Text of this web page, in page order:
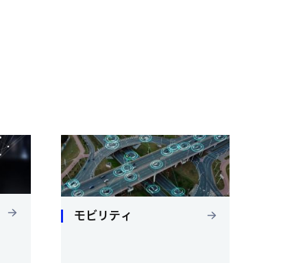
モビリティ